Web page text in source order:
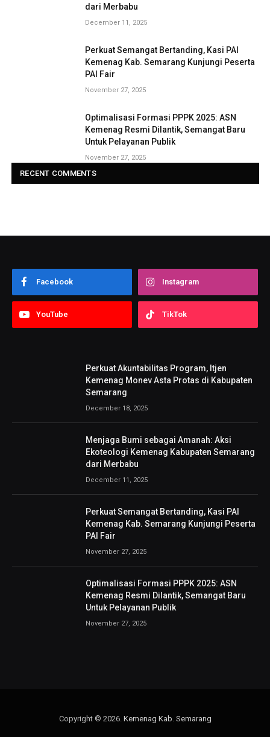
dari Merbabu
December 11, 2025
Perkuat Semangat Bertanding, Kasi PAI
Kemenag Kab. Semarang Kunjungi Peserta
PAI Fair
November 27, 2025
Optimalisasi Formasi PPPK 2025: ASN
Kemenag Resmi Dilantik, Semangat Baru
Untuk Pelayanan Publik
November 27, 2025
RECENT COMMENTS
Facebook Instagram
YouTube TikTok
Perkuat Akuntabilitas Program, Itjen
Kemenag Monev Asta Protas di Kabupaten
Semarang
December 18, 2025
Menjaga Bumi sebagai Amanah: Aksi
Ekoteologi Kemenag Kabupaten Semarang
dari Merbabu
December 11, 2025
Perkuat Semangat Bertanding, Kasi PAI
Kemenag Kab. Semarang Kunjungi Peserta
PAI Fair
November 27, 2025
Optimalisasi Formasi PPPK 2025: ASN
Kemenag Resmi Dilantik, Semangat Baru
Untuk Pelayanan Publik
November 27, 2025
Copyright © 2026. Kemenag Kab. Semarang